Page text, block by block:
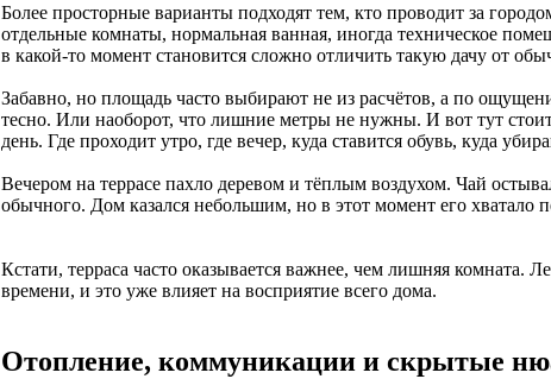
Более просторные варианты подходят тем, кто проводит за
отдельные комнаты, нормальная ванная, иногда техническое
в какой-то момент становится сложно отличить такую дачу от
Забавно, но площадь часто выбирают не из расчётов, а по
тесно. Или наоборот, что лишние метры не нужны. И вот тут
день. Где проходит утро, где вечер, куда ставится обувь, куда
Вечером на террасе пахло деревом и тёплым воздухом. Чай
обычного. Дом казался небольшим, но в этот момент его хватало
Кстати, терраса часто оказывается важнее, чем лишняя комната.
времени, и это уже влияет на восприятие всего дома.
Отопление, коммуникации и скрытые